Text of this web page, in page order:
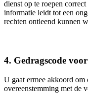
dienst op te roepen
informatie leidt tot een
rechten ontleend kunnen
4. Gedragscode
U gaat ermee akkoord om
overeenstemming met de